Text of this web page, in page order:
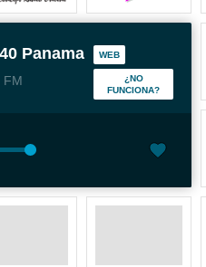
40 Panama
FM
WEB
¿NO
FUNCIONA?